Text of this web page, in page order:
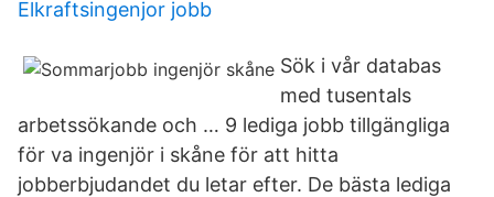
Elkraftsingenjor jobb
Sök i vår databas
med tusentals
arbetssökande och … 9 lediga jobb tillgängliga
för va ingenjör i skåne för att hitta
jobberbjudandet du letar efter. De bästa lediga